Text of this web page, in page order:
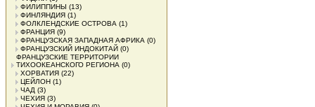
ФИЛИППИНЫ (13)
ФИНЛЯНДИЯ (1)
ФОЛКЛЕНДСКИЕ ОСТРОВА (1)
ФРАНЦИЯ (9)
ФРАНЦУЗСКАЯ ЗАПАДНАЯ АФРИКА (0)
ФРАНЦУЗСКИЙ ИНДОКИТАЙ (0)
ФРАНЦУЗСКИЕ ТЕРРИТОРИИ
ТИХООКЕАНСКОГО РЕГИОНА (0)
ХОРВАТИЯ (22)
ЦЕЙЛОН (1)
ЧАД (3)
ЧЕХИЯ (3)